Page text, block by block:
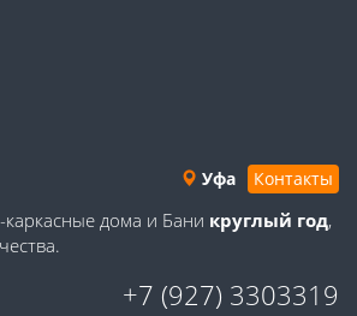
Уфа Контакты
дома и Бани круглый год,
+7 (927) 3303319